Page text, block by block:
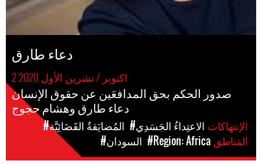
دعاء طارق
2 اكتوبر / تشرين الأول 2020
صدور الحكم بحق المدافعَين عن حقوق الإنسان
دعاء طارق وهشام حجوج
#المُضايَقةُ القَضَائِيَّة
#الاعتِداءُ الجَسَدِي
#السودان #Region: Africa